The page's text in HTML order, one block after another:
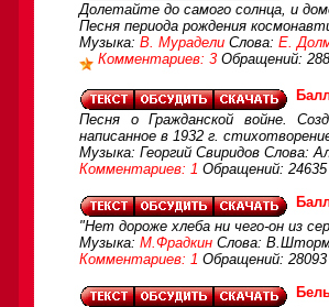
Долетайте до самого солнца, и
Песня периода рождения
Музыка: В. Мурадели Слова: Е.
Комментариев: 3 Обращений:
Песня о Гражданской войне.
написанное в 1932 г.
Музыка: Георгий Свиридов Слова:
Комментариев: 1 Обращений: 24635
"Нет дороже хлеба ни чего-он из
Музыка: М.Фрадкин Слова:
Комментариев: 1 Обращений: 28093